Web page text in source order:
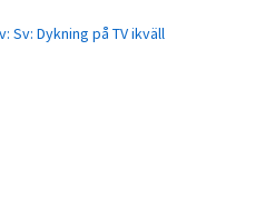
Sv: Dykning på TV ikväll